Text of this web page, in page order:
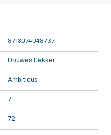
8718074048737
Douwes Dekker
Ambitieus
7
72